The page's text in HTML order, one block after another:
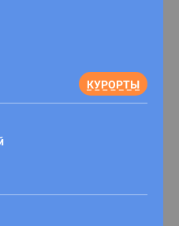
КУРОРТЫ